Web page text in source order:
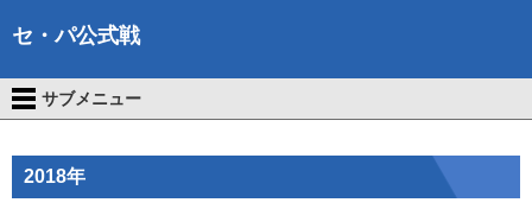
セ・パ公式戦
サブメニュー
2018年